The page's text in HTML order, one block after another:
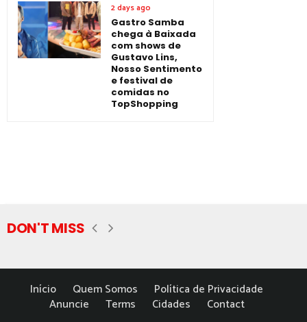
2 days ago
Gastro Samba
chega à Baixada
com shows de
Gustavo Lins,
Nosso Sentimento
e festival de
comidas no
TopShopping
DON'T MISS
Início Quem Somos
Política de Privacidade
Anuncie
Terms Cidades Contact